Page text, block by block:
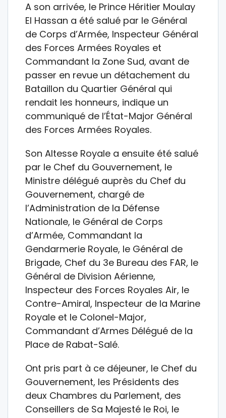
A son arrivée, le Prince Héritier Moulay
El Hassan a été salué par le Général
de Corps d’Armée, Inspecteur Général
des Forces Armées Royales et
Commandant la Zone Sud, avant de
passer en revue un détachement du
Bataillon du Quartier Général qui
rendait les honneurs, indique un
communiqué de l’État-Major Général
des Forces Armées Royales.
Son Altesse Royale a ensuite été salué
par le Chef du Gouvernement, le
Ministre délégué auprès du Chef du
Gouvernement, chargé de
l’Administration de la Défense
Nationale, le Général de Corps
d’Armée, Commandant la
Gendarmerie Royale, le Général de
Brigade, Chef du 3e Bureau des FAR, le
Général de Division Aérienne,
Inspecteur des Forces Royales Air, le
Contre-Amiral, Inspecteur de la Marine
Royale et le Colonel-Major,
Commandant d’Armes Délégué de la
Place de Rabat-Salé.
Ont pris part à ce déjeuner, le Chef du
Gouvernement, les Présidents des
deux Chambres du Parlement, des
Conseillers de Sa Majesté le Roi, le